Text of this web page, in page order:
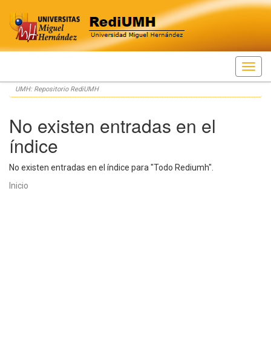
Skip
navigation
UMH: Repositorio RediUMH
No existen entradas en el
índice
No existen entradas en el índice para "Todo Rediumh".
Inicio